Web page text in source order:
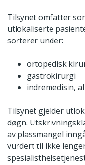
Tilsynet omfatter
utlokaliserte
sorterer under:
ortopedisk
gastrokirurgi
indremedisin,
Tilsynet gjelder
døgn.
av plassmangel
vurdert til ikke